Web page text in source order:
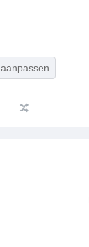
aanpassen